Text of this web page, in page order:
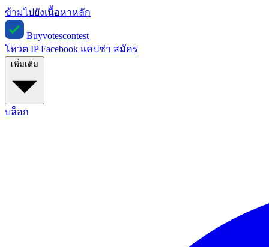
ข้ามไปยังเนื้อหาหลัก
Buyvotescontest
โหวต IPFacebook แคปช่า สมัคร
บล็อก